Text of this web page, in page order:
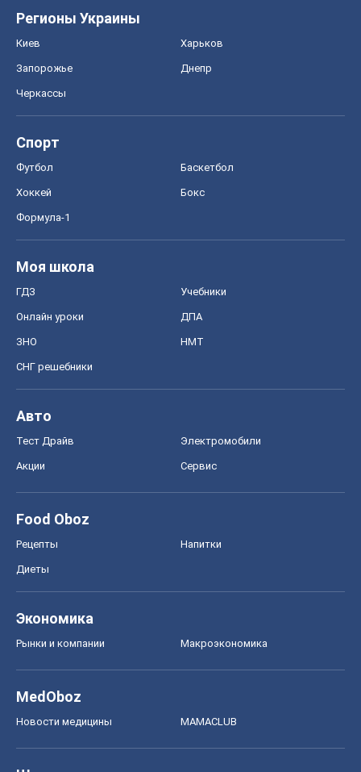
Регионы Украины
Киев Харьков
Запорожье Днепр
Черкассы
Спорт
Футбол Баскетбол
Хоккей Бокс
Формула-1
Моя школа
ГДЗ Учебники
Онлайн уроки ДПА
ЗНО НМТ
СНГ решебники
Авто
Тест Драйв Электромобили
Акции Сервис
Food Oboz
Рецепты Напитки
Диеты
Экономика
Рынки и компании Mакроэкономика
MedOboz
Новости медицины MAMACLUB